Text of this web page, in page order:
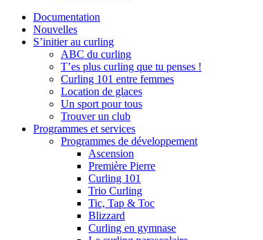
Documentation
Nouvelles
S’initier au curling
ABC du curling
T’es plus curling que tu penses !
Curling 101 entre femmes
Location de glaces
Un sport pour tous
Trouver un club
Programmes et services
Programmes de développement
Ascension
Première Pierre
Curling 101
Trio Curling
Tic, Tap & Toc
Blizzard
Curling en gymnase